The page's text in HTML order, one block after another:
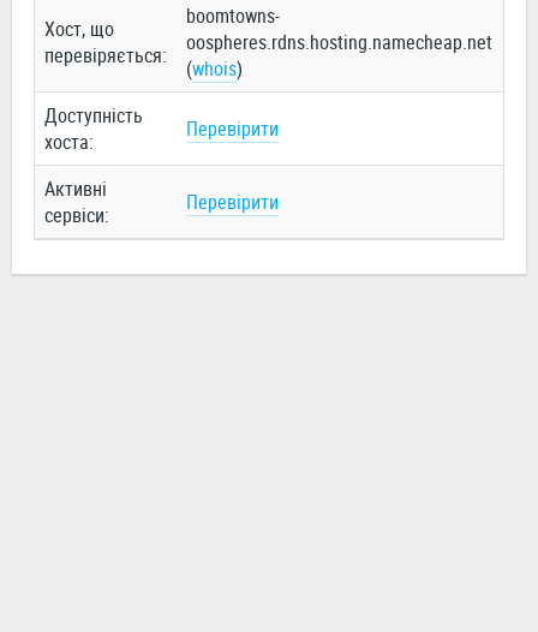
Хост, що
перевіряється:
boomtowns-
oospheres.rdns.hosting.namecheap.net
(whois)
Доступність
хоста:
Перевірити
Активні
сервіси:
Перевірити